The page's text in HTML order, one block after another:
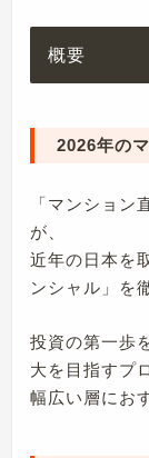
概要
2026年の
「マンショ
が、
近年の日本を
ンシャル」を
投資の第一歩
大を目指すプ
幅広い層にお